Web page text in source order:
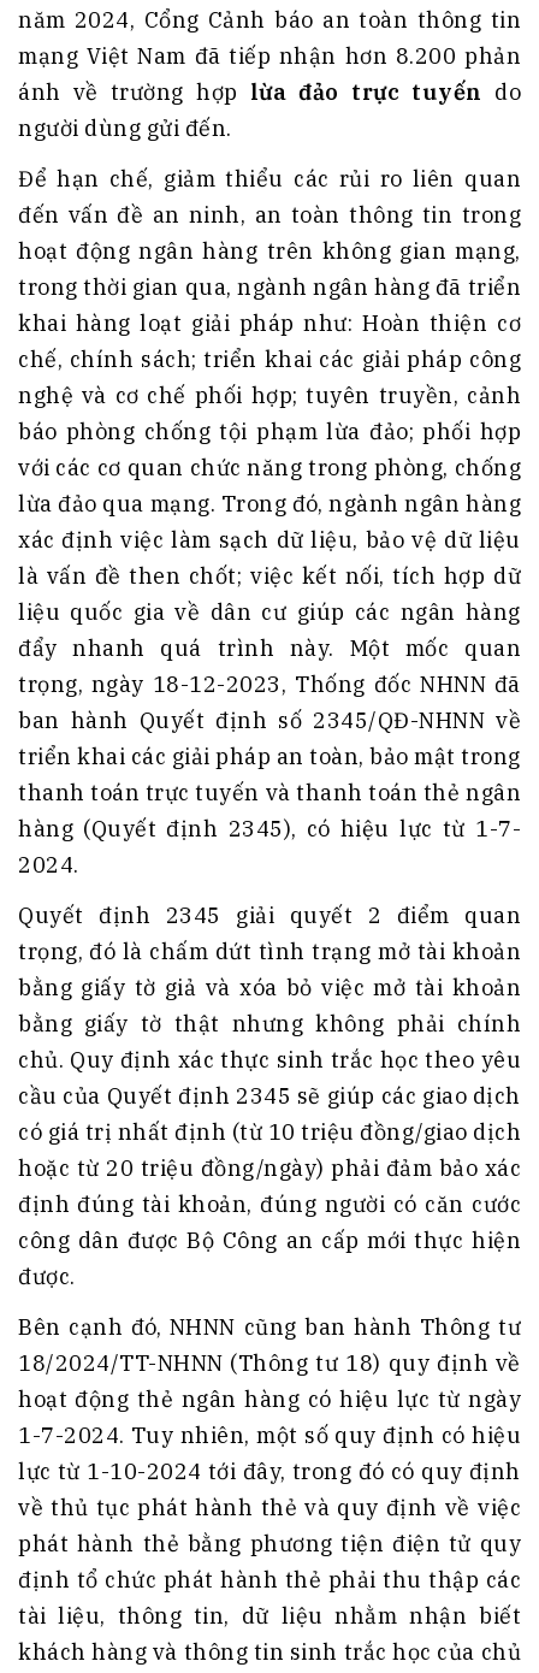
năm 2024, Cổng Cảnh báo an toàn thông tin
mạng Việt Nam đã tiếp nhận hơn 8.200 phản
ánh về trường hợp lừa đảo trực tuyến do
người dùng gửi đến.
Để hạn chế, giảm thiểu các rủi ro liên quan
đến vấn đề an ninh, an toàn thông tin trong
hoạt động ngân hàng trên không gian mạng,
trong thời gian qua, ngành ngân hàng đã triển
khai hàng loạt giải pháp như: Hoàn thiện cơ
chế, chính sách; triển khai các giải pháp công
nghệ và cơ chế phối hợp; tuyên truyền, cảnh
báo phòng chống tội phạm lừa đảo; phối hợp
với các cơ quan chức năng trong phòng, chống
lừa đảo qua mạng. Trong đó, ngành ngân hàng
xác định việc làm sạch dữ liệu, bảo vệ dữ liệu
là vấn đề then chốt; việc kết nối, tích hợp dữ
liệu quốc gia về dân cư giúp các ngân hàng
đẩy nhanh quá trình này. Một mốc quan
trọng, ngày 18-12-2023, Thống đốc NHNN đã
ban hành Quyết định số 2345/QĐ-NHNN về
triển khai các giải pháp an toàn, bảo mật trong
thanh toán trực tuyến và thanh toán thẻ ngân
hàng (Quyết định 2345), có hiệu lực từ 1-7-
2024.
Quyết định 2345 giải quyết 2 điểm quan
trọng, đó là chấm dứt tình trạng mở tài khoản
bằng giấy tờ giả và xóa bỏ việc mở tài khoản
bằng giấy tờ thật nhưng không phải chính
chủ. Quy định xác thực sinh trắc học theo yêu
cầu của Quyết định 2345 sẽ giúp các giao dịch
có giá trị nhất định (từ 10 triệu đồng/giao dịch
hoặc từ 20 triệu đồng/ngày) phải đảm bảo xác
định đúng tài khoản, đúng người có căn cước
công dân được Bộ Công an cấp mới thực hiện
được.
Bên cạnh đó, NHNN cũng ban hành Thông tư
18/2024/TT-NHNN (Thông tư 18) quy định về
hoạt động thẻ ngân hàng có hiệu lực từ ngày
1-7-2024. Tuy nhiên, một số quy định có hiệu
lực từ 1-10-2024 tới đây, trong đó có quy định
về thủ tục phát hành thẻ và quy định về việc
phát hành thẻ bằng phương tiện điện tử quy
định tổ chức phát hành thẻ phải thu thập các
tài liệu, thông tin, dữ liệu nhằm nhận biết
khách hàng và thông tin sinh trắc học của chủ